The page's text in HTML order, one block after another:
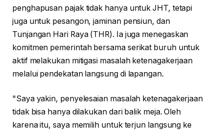
penghapusan pajak tidak hanya untuk JHT, tetapi
juga untuk pesangon, jaminan pensiun, dan
Tunjangan Hari Raya (THR). Ia juga menegaskan
komitmen pemerintah bersama serikat buruh untuk
aktif melakukan mitigasi masalah ketenagakerjaan
melalui pendekatan langsung di lapangan.
"Saya yakin, penyelesaian masalah ketenagakerjaan
tidak bisa hanya dilakukan dari balik meja. Oleh
karena itu, saya memilih untuk terjun langsung ke